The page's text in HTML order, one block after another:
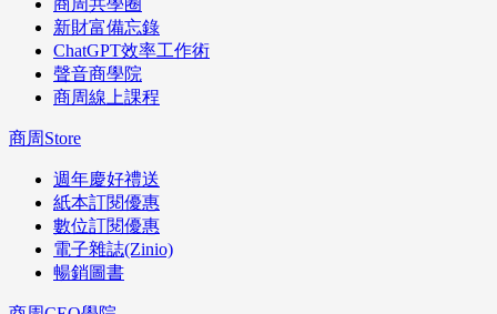
商周共學圈
新財富備忘錄
ChatGPT效率工作術
聲音商學院
商周線上課程
商周Store
週年慶好禮送
紙本訂閱優惠
數位訂閱優惠
電子雜誌(Zinio)
暢銷圖書